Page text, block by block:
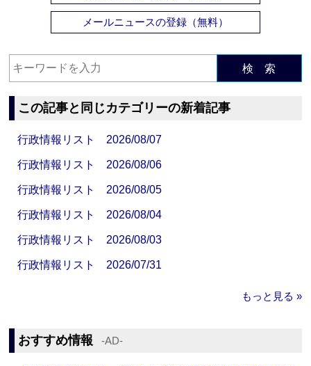
メールニュースの登録（無料）
検 索
この記事と同じカテゴリーの新着記事
行政情報リスト 2026/08/07
行政情報リスト 2026/08/06
行政情報リスト 2026/08/05
行政情報リスト 2026/08/04
行政情報リスト 2026/08/03
行政情報リスト 2026/07/31
もっと見る »
おすすめ情報 ‐AD‐